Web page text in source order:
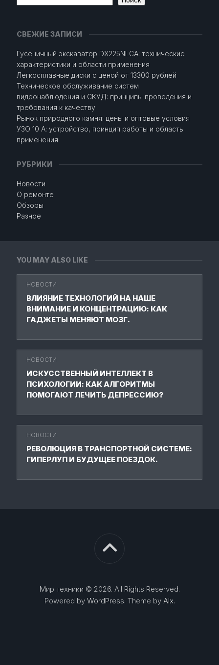
YOU MAY ALSO LIKE
НОВОСТИ
ВЛИЯНИЕ ТЕХНОЛОГИЙ НА НАШЕ
ВНИМАНИЕ И КОНЦЕНТРАЦИЮ: КАК
ГАДЖЕТЫ МЕНЯЮТ МОЗГ.
НОВОСТИ
ИСКУССТВЕННЫЙ ИНТЕЛЛЕКТ В
ПСИХОЛОГИИ: КАК АЛГОРИТМЫ
ПОМОГАЮТ ЛЕЧИТЬ ДЕПРЕССИЮ?
НОВОСТИ
РЕВОЛЮЦИЯ В ТРАНСПОРТНОЙ СИСТЕМЕ:
ГИПЕРЛУП И БУДУЩЕЕ ПОЕЗДОК.
СВЕЖИЕ ЗАПИСИ
Гусеничный экскаватор DX225NLCA: технические
характеристики и области применения
Легкосплавные диски с ценой от 13300 рублей
Техническое обслуживание систем
видеонаблюдения и СКУД: принципы проведения и
требования к качеству
Рынок природного камня: цены и оптовые условия
УЗО 10 А: устройство, принцип работы и область
применения
РУБРИКИ
Новости
О ремонте
Обзоры
Разное
Мир техники © 2026. All Rights Reserved.
Powered by WordPress. Theme by Alx.